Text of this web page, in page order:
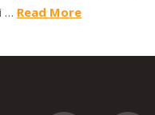
… Read More